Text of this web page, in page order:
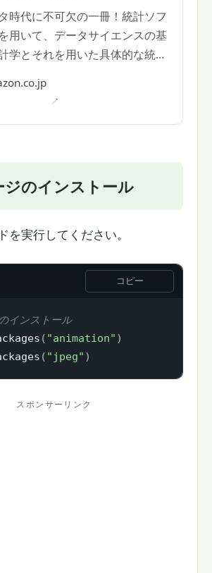
時代に不可欠の一冊！統計ソフ
用いて、データサイエンスの基
学とそれを用いた具体的な統計
キストの決定版。 著者: 小池祐
ジのインストール
を実行してください。
コピー
インストール
( "animation" )
( "jpeg" )
スポンサーリンク